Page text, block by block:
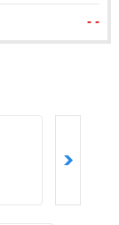
- -